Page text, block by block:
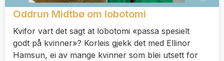
Oddrun Midtbø om lobotomi
Kvifor vart det sagt at lobotomi «passa spesielt
godt på kvinner»? Korleis gjekk det med Ellinor
Hamsun, ei av mange kvinner som blei utsett for